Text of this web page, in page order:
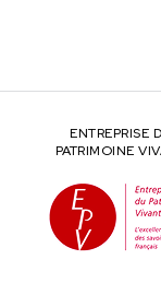
ENTREPRISE
PATRIMOINE